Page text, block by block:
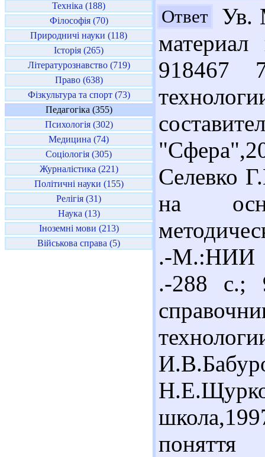
Техніка (188)
Філософія (70)
Природничі науки (118)
Історія (265)
Літературознавство (719)
Право (638)
Фізкультура та спорт (73)
Педагогіка (355)
Психологія (302)
Медицина (74)
Соціологія (305)
Журналістика (221)
Політичні науки (155)
Релігія (31)
Наука (13)
Іноземні мови (213)
Військова справа (5)
Ответ
Ув.
918467
Селевко
на
.-М.:НИИ
.-288 с.;
поняття